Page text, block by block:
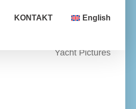
KONTAKT English
Yacht Pictures